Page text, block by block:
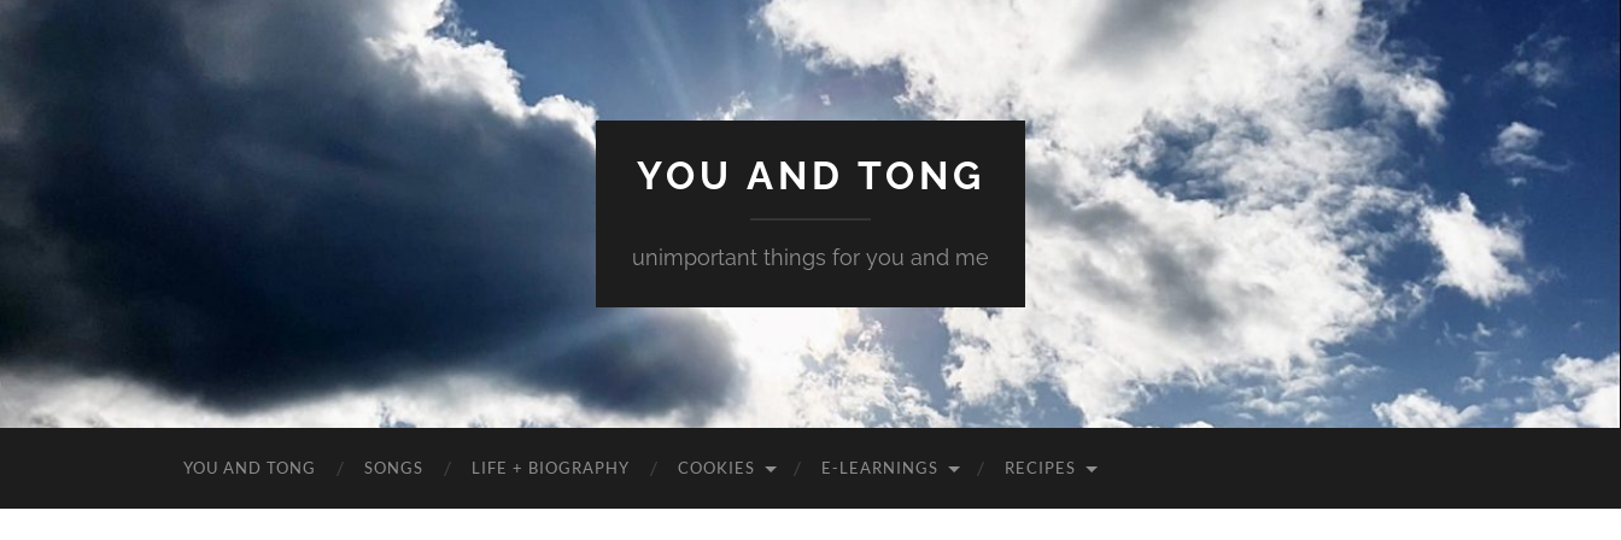
YOU AND TONG
unimportant things for you and me
YOU AND TONG SONGS LIFE + BIOGRAPHY COOKIES E-LEARNINGS RECIPES